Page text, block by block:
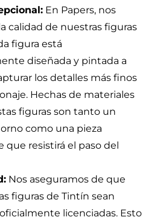
En Papers, nos
calidad de nuestras figuras
figura está
diseñada y pintada a
los detalles más finos
Hechas de materiales
figuras son tanto un
como una pieza
que resistirá el paso del
Nos aseguramos de que
figuras de Tintín sean
licenciadas. Esto